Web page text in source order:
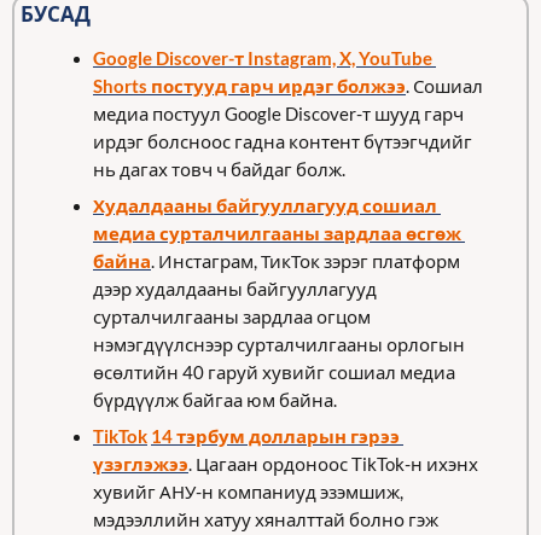
БУСАД
Google Discover-т Instagram, X, YouTube
Shorts постууд гарч ирдэг болжээ. Сошиал
медиа постуул Google Discover-т шууд гарч
ирдэг болсноос гадна контент бүтээгчдийг
нь дагах товч ч байдаг болж.
Худалдааны байгууллагууд сошиал
медиа сурталчилгааны зардлаа өсгөж
байна. Инстаграм, ТикТок зэрэг платформ
дээр худалдааны байгууллагууд
сурталчилгааны зардлаа огцом
нэмэгдүүлснээр сурталчилгааны орлогын
өсөлтийн 40 гаруй хувийг сошиал медиа
бүрдүүлж байгаа юм байна.
TikTok 14 тэрбум долларын гэрээ
үзэглэжээ. Цагаан ордоноос TikTok-н ихэнх
хувийг АНУ-н компаниуд эзэмшиж,
мэдээллийн хатуу хяналттай болно гэж